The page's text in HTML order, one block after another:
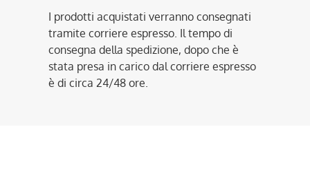
I prodotti acquistati verranno consegnati
tramite corriere espresso. Il tempo di
consegna della spedizione, dopo che è
stata presa in carico dal corriere espresso
è di circa 24/48 ore.